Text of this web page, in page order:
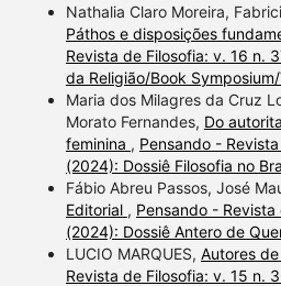
Nathalia Claro Moreira,
Páthos e disposições
Revista de Filosofia: v. 16 n.
da Religião/Book Symposium/
Maria dos Milagres da Cruz
Morato Fernandes, Do
feminina , Pensando -
(2024): Dossiê Filosofia no
Fábio Abreu Passos, José
Editorial , Pensando -
(2024): Dossiê Antero de
LUCIO MARQUES, Autores
Revista de Filosofia: v. 15 n.